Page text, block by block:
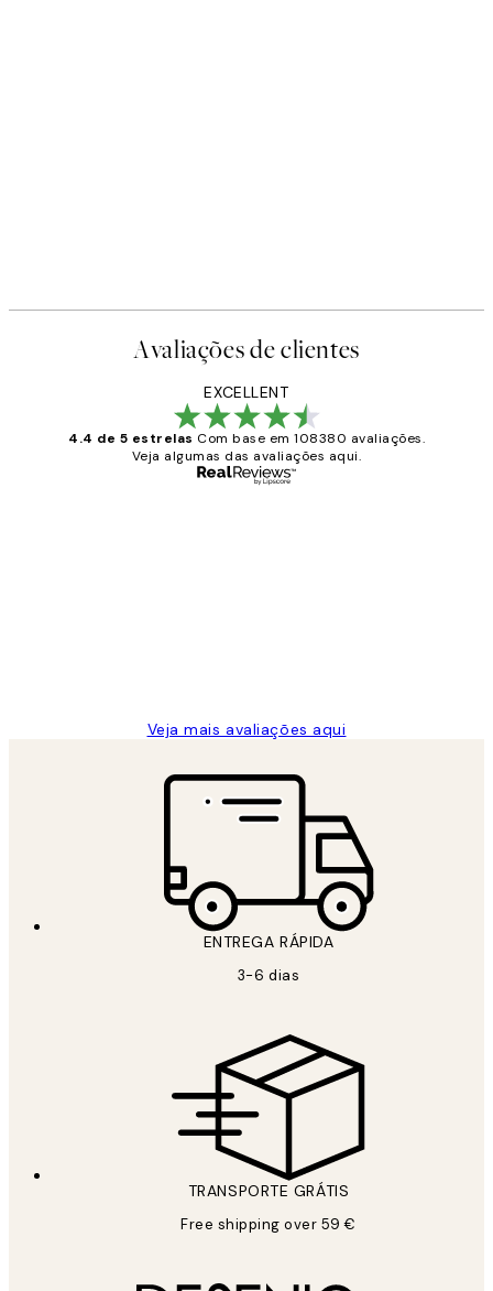
Avaliações de clientes
EXCELLENT
4.4 de 5 estrelas Com base em 108380 avaliações.
Veja algumas das avaliações aqui.
Veja mais avaliações aqui
ENTREGA RÁPIDA
3-6 dias
TRANSPORTE GRÁTIS
Free shipping over 59 €